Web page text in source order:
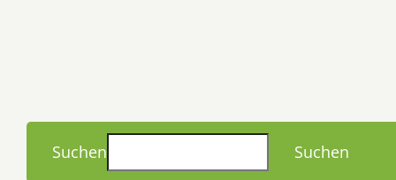
Suchen Suchen